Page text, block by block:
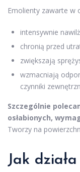
Emolienty zawarte w
intensywnie
chronią przed
zwiększają
wzmacniają
czynniki
Szczególnie
osłabionych,
Tworzy na
Jak